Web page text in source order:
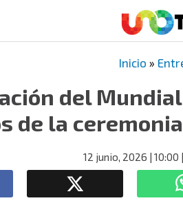
Inicio »
del
de la
12 junio, 2026 | 10:00 |